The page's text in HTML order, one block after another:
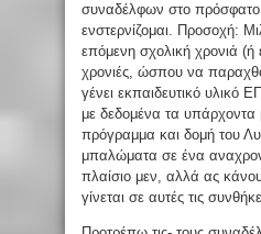
συναδέλφων στο
ενστερνίζομαι. Προσοχή:
επόμενη σχολική χρονιά (ή
χρονιές, ώσπου να
γένει εκπαιδευτικό υλικό
με δεδομένα τα υπάρχοντα
πρόγραμμα και δομή του
μπαλώματα σε ένα
πλαίσιο μεν, αλλά ας
γίνεται σε αυτές τις